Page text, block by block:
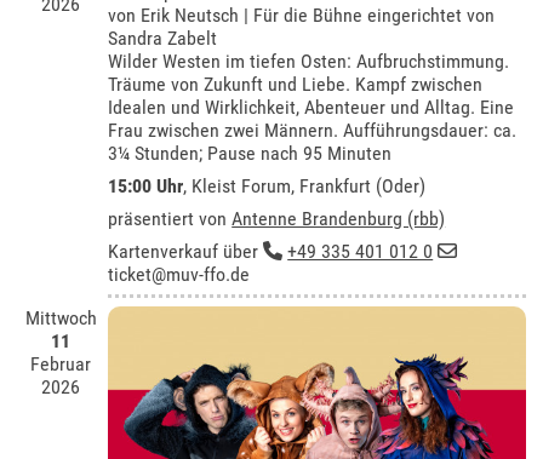
von Erik Neutsch | Für die Bühne eingerichtet von
Sandra Zabelt
Wilder Westen im tiefen Osten: Aufbruchstimmung.
Träume von Zukunft und Liebe. Kampf zwischen
Idealen und Wirklichkeit, Abenteuer und Alltag. Eine
Frau zwischen zwei Männern. Aufführungsdauer: ca.
3¼ Stunden; Pause nach 95 Minuten
15:00 Uhr, Kleist Forum, Frankfurt (Oder)
präsentiert vonAntenne Brandenburg (rbb)
Kartenverkauf über
+49 335 401 012 0
ticket@muv-ffo.de
Mittwoch
11
Februar
2026